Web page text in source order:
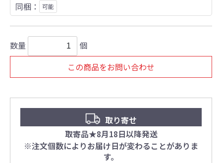
同梱： 可能
数量
個
この商品をお問い合わせ
取り寄せ
取寄品★8月18日以降発送
※注文個数によりお届け日が変わることがありま
す。